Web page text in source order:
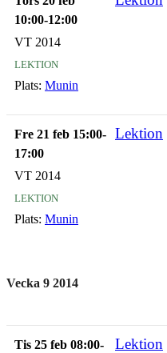
10:00-12:00
VT 2014
lektion
Plats: Munin
Fre 21 feb 15:00-
17:00
Lektion
VT 2014
lektion
Plats: Munin
Vecka 9 2014
Tis 25 feb 08:00-
Lektion